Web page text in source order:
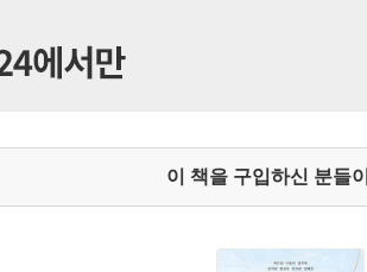
이 책을 구입하신 분들이